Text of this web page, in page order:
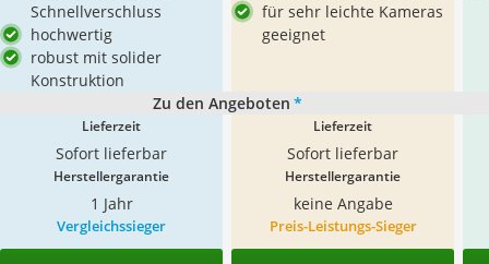
Schnellverschluss
hochwertig
robust mit solider
Konstruktion
für sehr leichte Kameras
geeignet
Zu den Angeboten *
Lieferzeit
Sofort lieferbar
Lieferzeit
Sofort lieferbar
Herstellergarantie
1 Jahr
Herstellergarantie
keine Angabe
Vergleichssieger Preis-Leistungs-Sieger